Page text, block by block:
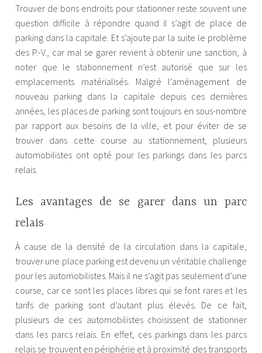
a
n
d
r
e
Trouver de bons endroits pour stationner reste souvent une
question difficile à répondre quand il s’agit de place de
parking dans la capitale. Et s’ajoute par la suite le problème
des P.-V., car mal se garer revient à obtenir une sanction, à
noter que le stationnement n’est autorisé que sur les
emplacements matérialisés. Malgré l’aménagement de
nouveau parking dans la capitale depuis ces dernières
années, les places de parking sont toujours en sous-nombre
par rapport aux besoins de la ville, et pour éviter de se
trouver dans cette course au stationnement, plusieurs
automobilistes ont opté pour les parkings dans les parcs
relais.
Les avantages de se garer dans un parc
relais
À cause de la densité de la circulation dans la capitale,
trouver une place parking est devenu un véritable challenge
pour les automobilistes. Mais il ne s’agit pas seulement d’une
course, car ce sont les places libres qui se font rares et les
tarifs de parking sont d’autant plus élevés. De ce fait,
plusieurs de ces automobilistes choisissent de stationner
dans les parcs relais. En effet, ces parkings dans les parcs
relais se trouvent en périphérie et à proximité des transports